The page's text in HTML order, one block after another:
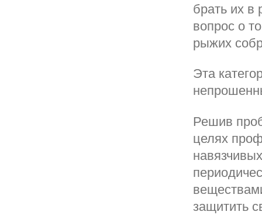
брать их в
вопрос о
рыжих
Эта
Решив
целях
защитить